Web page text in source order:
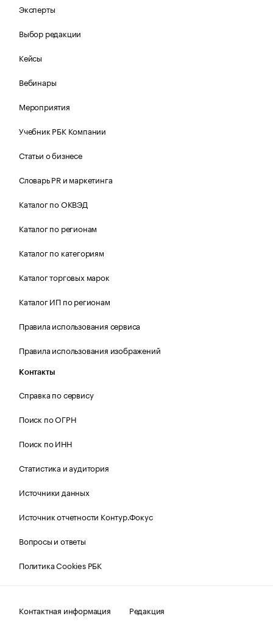
Эксперты
Выбор редакции
Кейсы
Вебинары
Мероприятия
Учебник РБК Компании
Статьи о бизнесе
Словарь PR и маркетинга
Каталог по ОКВЭД
Каталог по регионам
Каталог по категориям
Каталог торговых марок
Каталог ИП по регионам
Правила использования сервиса
Правила использования изображений
Контакты
Справка по сервису
Поиск по ОГРН
Поиск по ИНН
Статистика и аудитория
Источники данных
Источник отчетности Контур.Фокус
Вопросы и ответы
Политика Cookies РБК
Контактная информация
Редакция